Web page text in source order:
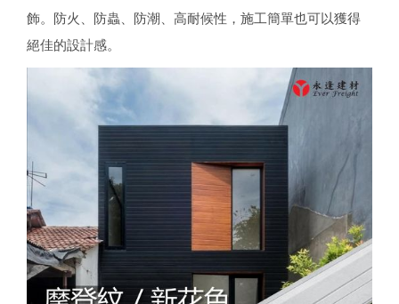
飾。防火、防蟲、防潮、高耐候性，施工簡單也可以獲得
絕佳的設計感。